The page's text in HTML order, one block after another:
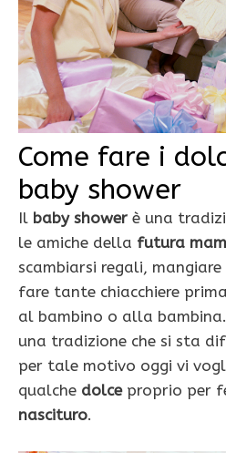
Come fare i
baby shower
Il baby shower è una
le amiche della futura
scambiarsi regali,
fare tante chiacchiere
al bambino o alla
una tradizione che si sta
per tale motivo oggi vi
qualche dolceproprio per
nascituro.